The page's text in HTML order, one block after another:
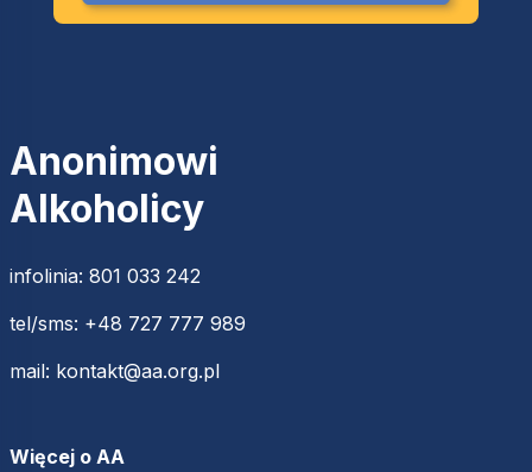
Anonimowi
Alkoholicy
infolinia: 801 033 242
tel/sms: +48 727 777 989
mail: kontakt@aa.org.pl
Więcej o AA